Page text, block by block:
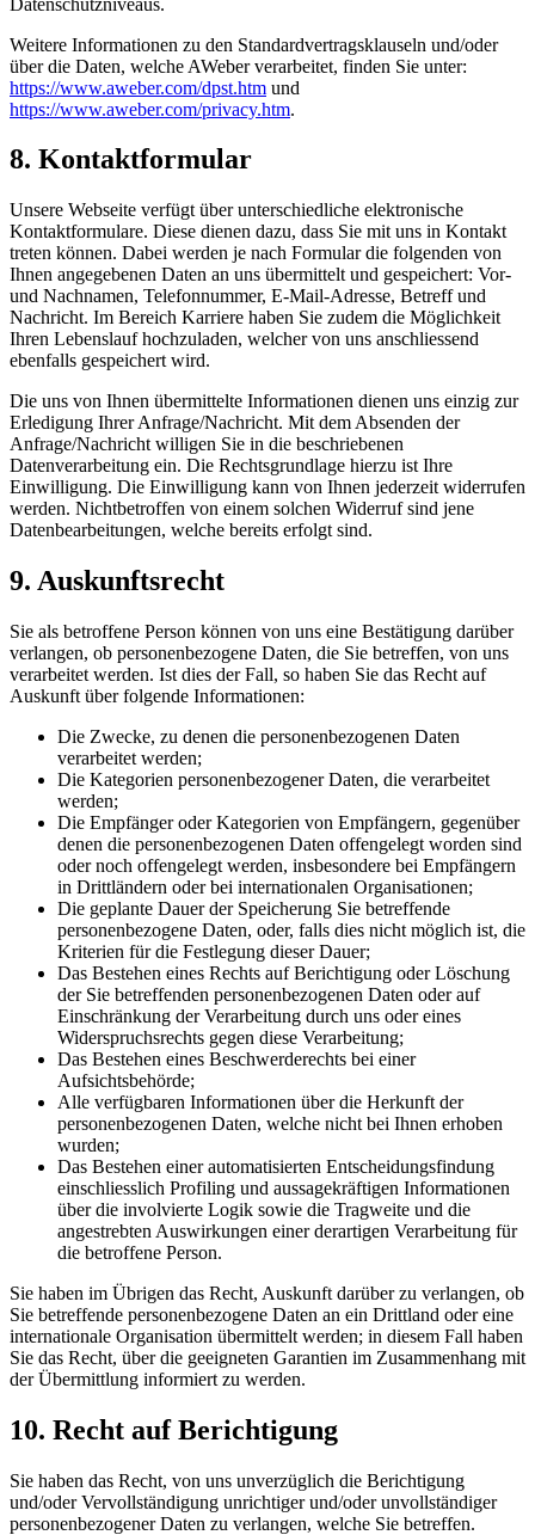
Weitere Informationen zu den Standardvertragsklauseln und/oder
über die Daten, welche AWeber verarbeitet, finden Sie unter:
https://www.aweber.com/dpst.htm und
https://www.aweber.com/privacy.htm.
8. Kontaktformular
Unsere Webseite verfügt über unterschiedliche elektronische
Kontaktformulare. Diese dienen dazu, dass Sie mit uns in Kontakt
treten können. Dabei werden je nach Formular die folgenden von
Ihnen angegebenen Daten an uns übermittelt und gespeichert: Vor-
und Nachnamen, Telefonnummer, E-Mail-Adresse, Betreff und
Nachricht. Im Bereich Karriere haben Sie zudem die Möglichkeit
Ihren Lebenslauf hochzuladen, welcher von uns anschliessend
ebenfalls gespeichert wird.
Die uns von Ihnen übermittelte Informationen dienen uns einzig zur
Erledigung Ihrer Anfrage/Nachricht. Mit dem Absenden der
Anfrage/Nachricht willigen Sie in die beschriebenen
Datenverarbeitung ein. Die Rechtsgrundlage hierzu ist Ihre
Einwilligung. Die Einwilligung kann von Ihnen jederzeit widerrufen
werden. Nichtbetroffen von einem solchen Widerruf sind jene
Datenbearbeitungen, welche bereits erfolgt sind.
9. Auskunftsrecht
Sie als betroffene Person können von uns eine Bestätigung darüber
verlangen, ob personenbezogene Daten, die Sie betreffen, von uns
verarbeitet werden. Ist dies der Fall, so haben Sie das Recht auf
Auskunft über folgende Informationen:
Die Zwecke, zu denen die personenbezogenen Daten
verarbeitet werden;
Die Kategorien personenbezogener Daten, die verarbeitet
werden;
Die Empfänger oder Kategorien von Empfängern, gegenüber
denen die personenbezogenen Daten offengelegt worden sind
oder noch offengelegt werden, insbesondere bei Empfängern
in Drittländern oder bei internationalen Organisationen;
Die geplante Dauer der Speicherung Sie betreffende
personenbezogene Daten, oder, falls dies nicht möglich ist, die
Kriterien für die Festlegung dieser Dauer;
Das Bestehen eines Rechts auf Berichtigung oder Löschung
der Sie betreffenden personenbezogenen Daten oder auf
Einschränkung der Verarbeitung durch uns oder eines
Widerspruchsrechts gegen diese Verarbeitung;
Das Bestehen eines Beschwerderechts bei einer
Aufsichtsbehörde;
Alle verfügbaren Informationen über die Herkunft der
personenbezogenen Daten, welche nicht bei Ihnen erhoben
wurden;
Das Bestehen einer automatisierten Entscheidungsfindung
einschliesslich Profiling und aussagekräftigen Informationen
über die involvierte Logik sowie die Tragweite und die
angestrebten Auswirkungen einer derartigen Verarbeitung für
die betroffene Person.
Sie haben im Übrigen das Recht, Auskunft darüber zu verlangen, ob
Sie betreffende personenbezogene Daten an ein Drittland oder eine
internationale Organisation übermittelt werden; in diesem Fall haben
Sie das Recht, über die geeigneten Garantien im Zusammenhang mit
der Übermittlung informiert zu werden.
10. Recht auf Berichtigung
Sie haben das Recht, von uns unverzüglich die Berichtigung
und/oder Vervollständigung unrichtiger und/oder unvollständiger
personenbezogener Daten zu verlangen, welche Sie betreffen.